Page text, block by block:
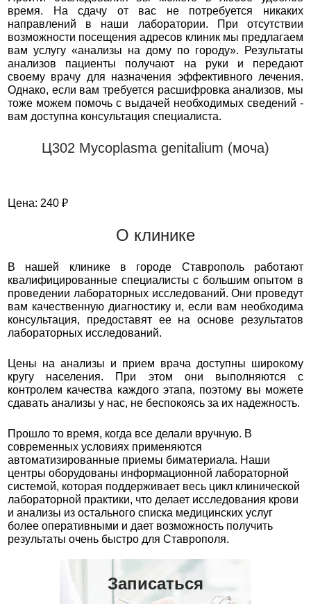
время. На сдачу от вас не потребуется никаких
направлений в наши лаборатории. При отсутствии
возможности посещения адресов клиник мы предлагаем
вам услугу «анализы на дому по городу». Результаты
анализов пациенты получают на руки и передают
своему врачу для назначения эффективного лечения.
Однако, если вам требуется расшифровка анализов, мы
тоже можем помочь с выдачей необходимых сведений -
вам доступна консультация специалиста.
Ц302 Mycoplasma genitalium (моча)
Цена: 240 ₽
О клинике
В нашей клинике в городе Ставрополь работают
квалифицированные специалисты с большим опытом в
проведении лабораторных исследований. Они проведут
вам качественную диагностику и, если вам необходима
консультация, предоставят ее на основе результатов
лабораторных исследований.
Цены на анализы и прием врача доступны широкому
кругу населения. При этом они выполняются с
контролем качества каждого этапа, поэтому вы можете
сдавать анализы у нас, не беспокоясь за их надежность.
Прошло то время, когда все делали вручную. В
современных условиях применяются
автоматизированные приемы биматериала. Наши
центры оборудованы информационной лабораторной
системой, которая поддерживает весь цикл клинической
лабораторной практики, что делает исследования крови
и анализы из остального списка медицинских услуг
более оперативными и дает возможность получить
результаты очень быстро для Ставрополя.
Записаться